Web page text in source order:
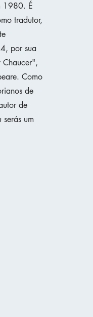
1980. É
tradutor,
por sua
Como
de
de
um